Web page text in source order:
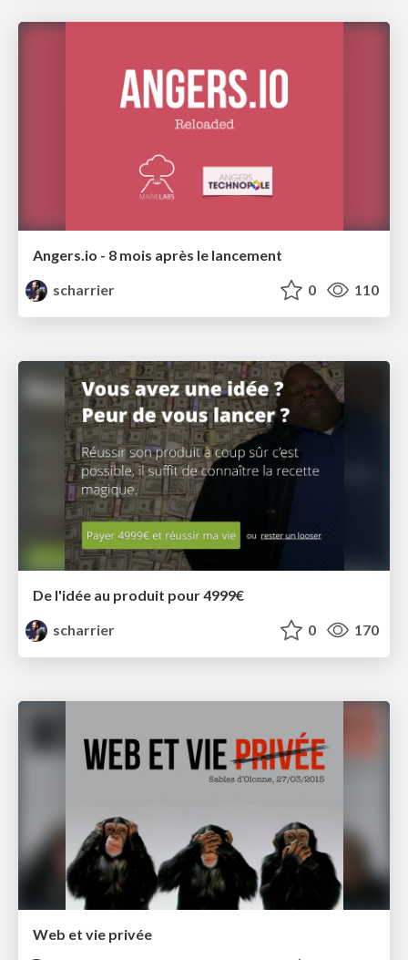
Angers.io - 8 mois après le lancement
scharrier
0 110
De l'idée au produit pour 4999€
scharrier
0 170
Web et vie privée